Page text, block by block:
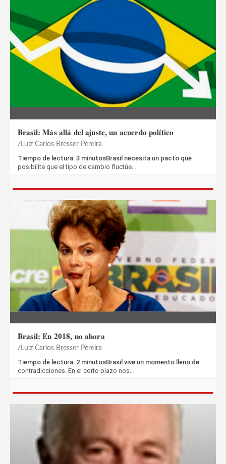
Brasil: Más allá del ajuste, un acuerdo político
Luiz Carlos Bresser Pereira
Tiempo de lectura: 3 minutosBrasil necesita un pacto que
posibilite que el tipo de cambio fluctúe…
Brasil: En 2018, no ahora
Luiz Carlos Bresser Pereira
Tiempo de lectura: 2 minutosBrasil vive un momento lleno de
contradicciones. En el corto plazo nos…